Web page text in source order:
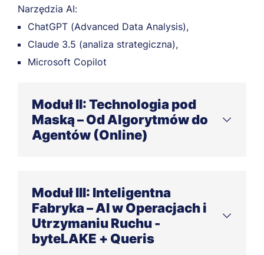
Narzędzia AI:
ChatGPT (Advanced Data Analysis),
Claude 3.5 (analiza strategiczna),
Microsoft Copilot
Moduł II: Technologia pod
Maską – Od Algorytmów do
Agentów (Online)
Moduł techniczny typu R&D. Uczestnicy
przechodzą ścieżkę od zrozumienia typów
uczenia maszynowego (nadzorowane,
Moduł III: Inteligentna
Fabryka – AI w Operacjach i
Utrzymaniu Ruchu -
byteLAKE + Queris